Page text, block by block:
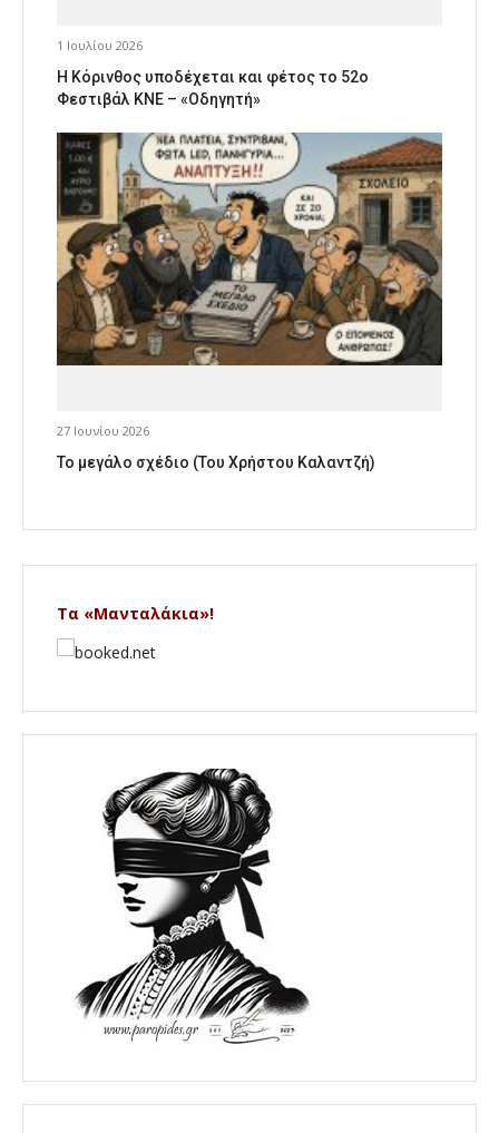
1 Ιουλίου 2026
Η Κόρινθος υποδέχεται και φέτος το 52ο
Φεστιβάλ ΚΝΕ – «Οδηγητή»
27 Ιουνίου 2026
Το μεγάλο σχέδιο (Του Χρήστου Καλαντζή)
Τα «Μανταλάκια»!